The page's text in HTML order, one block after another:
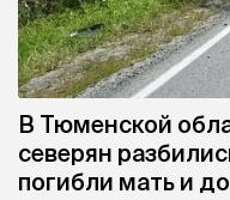
В Тюменской
северян
погибли мать и